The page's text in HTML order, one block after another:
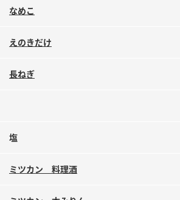
なめこ
えのきだけ
長ねぎ
塩
ミツカン 料理酒